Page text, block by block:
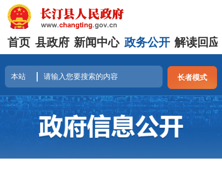
首页 县政府 新闻中心 政务公开 解读回应
长者模式
<